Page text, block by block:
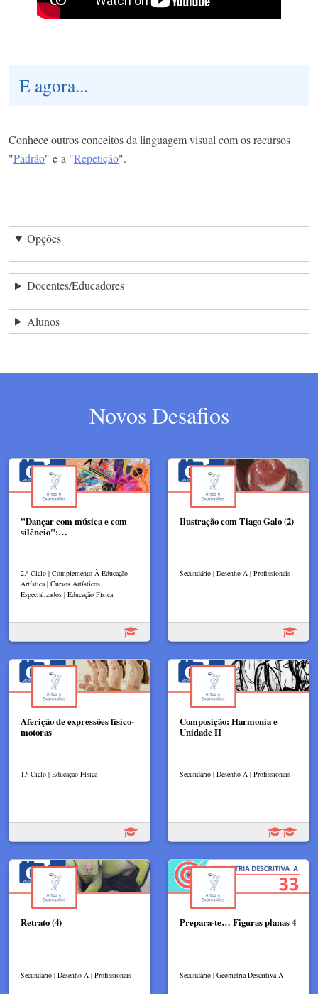
E agora...
Conhece outros conceitos da linguagem visual com os recursos
"Padrão" e a "Repetição".
Opções
Docentes/Educadores
Alunos
Novos Desafios
"Dançar com música e com
silêncio":…
2.º Ciclo | Complemento À Educação
Artística | Cursos Artísticos
Especializados | Educação Física
Ilustração com Tiago Galo (2)
Secundário | Desenho A | Profissionais
Aferição de expressões físico-
motoras
1.º Ciclo | Educação Física
Composição: Harmonia e
Unidade II
Secundário | Desenho A | Profissionais
Retrato (4)
Secundário | Desenho A | Profissionais
Prepara-te… Figuras planas 4
Secundário | Geometria Descritiva A